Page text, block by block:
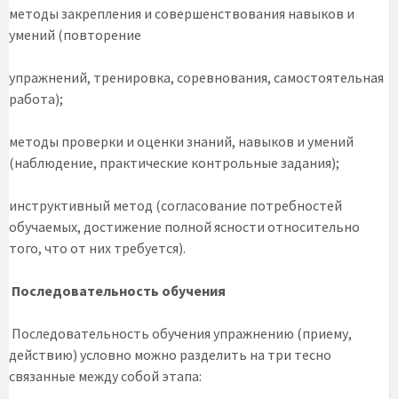
методы закрепления и совершенствования навыков и
умений (повторение
упражнений, тренировка, соревнования, самостоятельная
работа);
методы проверки и оценки знаний, навыков и умений
(наблюдение, практические контрольные задания);
инструктивный метод (согласование потребностей
обучаемых, достижение полной ясности относительно
того, что от них требуется).
Последовательность обучения
Последовательность обучения упражнению (приему,
действию) условно можно разделить на три тесно
связанные между собой этапа: